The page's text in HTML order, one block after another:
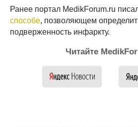
Ранее портал MedikForum.ru
способе, позволяющем
подверженность инфаркту.
Читайте